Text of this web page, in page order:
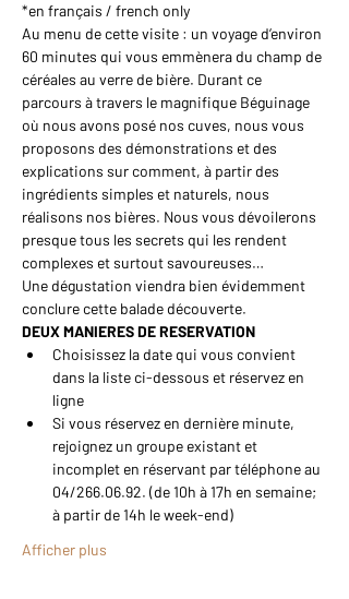
*en français / french only
Au menu de cette visite : un voyage d’environ
60 minutes qui vous emmènera du champ de
céréales au verre de bière. Durant ce
parcours à travers le magnifique Béguinage
où nous avons posé nos cuves, nous vous
proposons des démonstrations et des
explications sur comment, à partir des
ingrédients simples et naturels, nous
réalisons nos bières. Nous vous dévoilerons
presque tous les secrets qui les rendent
complexes et surtout savoureuses…
Une dégustation viendra bien évidemment
conclure cette balade découverte.
DEUX MANIERES DE RESERVATION
Choisissez la date qui vous convient
dans la liste ci-dessous et réservez en
ligne
Si vous réservez en dernière minute,
rejoignez un groupe existant et
incomplet en réservant par téléphone au
04/266.06.92. (de 10h à 17h en semaine;
à partir de 14h le week-end)
Afficher plus